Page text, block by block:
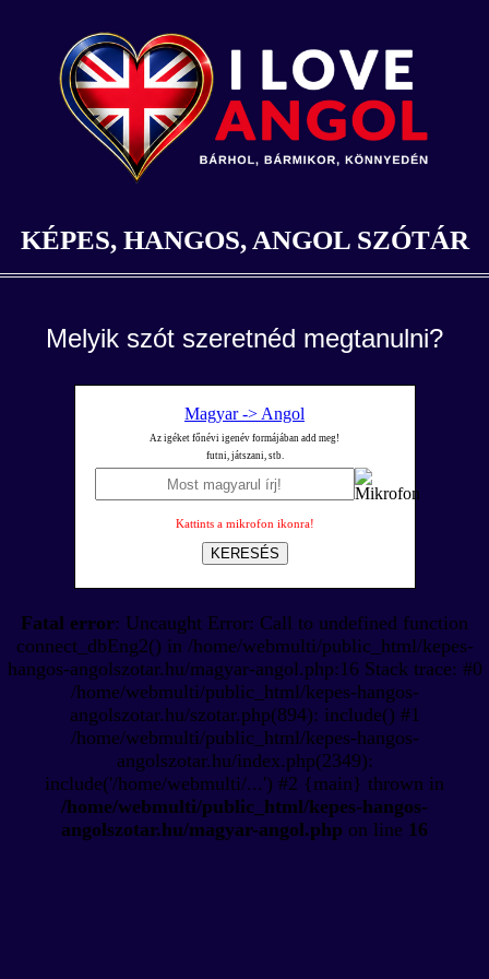
KÉPES, HANGOS, ANGOL SZÓTÁR
Melyik szót szeretnéd megtanulni?
Magyar -> Angol
Az igéket főnévi igenév formájában add meg!
futni, játszani, stb.
Kattints a mikrofon ikonra!
KERESÉS
Fatal error: Uncaught Error: Call to undefined function
connect_dbEng2() in /home/webmulti/public_html/kepes-
hangos-angolszotar.hu/magyar-angol.php:16 Stack trace: #0
/home/webmulti/public_html/kepes-hangos-
angolszotar.hu/szotar.php(894): include() #1
/home/webmulti/public_html/kepes-hangos-
angolszotar.hu/index.php(2349):
include('/home/webmulti/...') #2 {main} thrown in
/home/webmulti/public_html/kepes-hangos-
angolszotar.hu/magyar-angol.php on line 16